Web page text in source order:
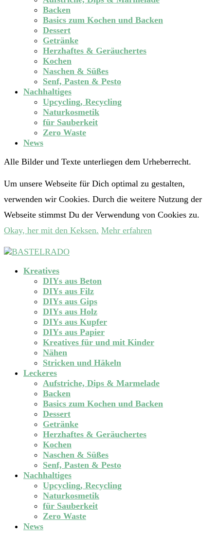
Backen
Basics zum Kochen und Backen
Dessert
Getränke
Herzhaftes & Geräuchertes
Kochen
Naschen & Süßes
Senf, Pasten & Pesto
Nachhaltiges
Upcycling, Recycling
Naturkosmetik
für Sauberkeit
Zero Waste
News
Alle Bilder und Texte unterliegen dem Urheberrecht.
Um unsere Webseite für Dich optimal zu gestalten,
verwenden wir Cookies. Durch die weitere Nutzung der
Webseite stimmst Du der Verwendung von Cookies zu.
Okay, her mit den Keksen. Mehr erfahren
Kreatives
DIYs aus Beton
DIYs aus Filz
DIYs aus Gips
DIYs aus Holz
DIYs aus Kupfer
DIYs aus Papier
Kreatives für und mit Kinder
Nähen
Stricken und Häkeln
Leckeres
Aufstriche, Dips & Marmelade
Backen
Basics zum Kochen und Backen
Dessert
Getränke
Herzhaftes & Geräuchertes
Kochen
Naschen & Süßes
Senf, Pasten & Pesto
Nachhaltiges
Upcycling, Recycling
Naturkosmetik
für Sauberkeit
Zero Waste
News